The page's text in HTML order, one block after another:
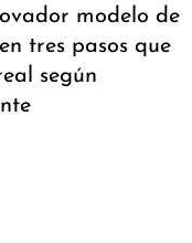
modelo de
tres pasos que
según